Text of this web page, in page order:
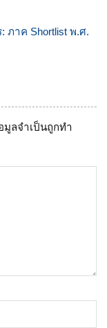
ภาค Shortlist พ.ศ.
มูลจำเป็นถูกทำ